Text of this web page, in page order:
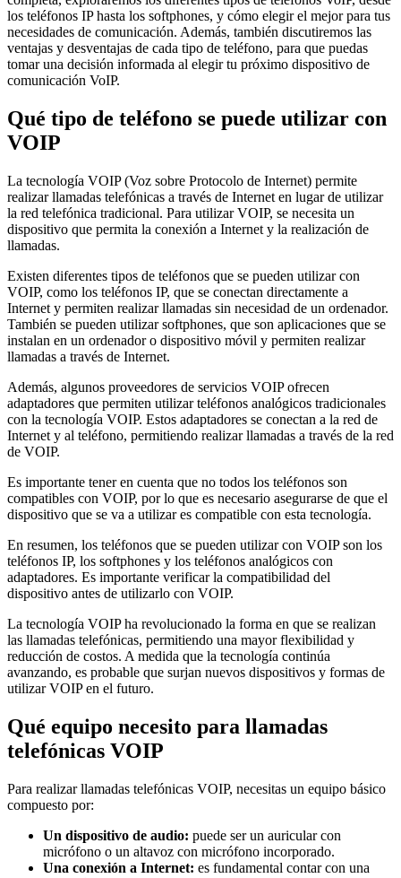
los teléfonos IP hasta los softphones, y cómo elegir el mejor para tus
necesidades de comunicación. Además, también discutiremos las
ventajas y desventajas de cada tipo de teléfono, para que puedas
tomar una decisión informada al elegir tu próximo dispositivo de
comunicación VoIP.
Qué tipo de teléfono se puede utilizar con
VOIP
La tecnología VOIP (Voz sobre Protocolo de Internet) permite
realizar llamadas telefónicas a través de Internet en lugar de utilizar
la red telefónica tradicional. Para utilizar VOIP, se necesita un
dispositivo que permita la conexión a Internet y la realización de
llamadas.
Existen diferentes tipos de teléfonos que se pueden utilizar con
VOIP, como los teléfonos IP, que se conectan directamente a
Internet y permiten realizar llamadas sin necesidad de un ordenador.
También se pueden utilizar softphones, que son aplicaciones que se
instalan en un ordenador o dispositivo móvil y permiten realizar
llamadas a través de Internet.
Además, algunos proveedores de servicios VOIP ofrecen
adaptadores que permiten utilizar teléfonos analógicos tradicionales
con la tecnología VOIP. Estos adaptadores se conectan a la red de
Internet y al teléfono, permitiendo realizar llamadas a través de la red
de VOIP.
Es importante tener en cuenta que no todos los teléfonos son
compatibles con VOIP, por lo que es necesario asegurarse de que el
dispositivo que se va a utilizar es compatible con esta tecnología.
En resumen, los teléfonos que se pueden utilizar con VOIP son los
teléfonos IP, los softphones y los teléfonos analógicos con
adaptadores. Es importante verificar la compatibilidad del
dispositivo antes de utilizarlo con VOIP.
La tecnología VOIP ha revolucionado la forma en que se realizan
las llamadas telefónicas, permitiendo una mayor flexibilidad y
reducción de costos. A medida que la tecnología continúa
avanzando, es probable que surjan nuevos dispositivos y formas de
utilizar VOIP en el futuro.
Qué equipo necesito para llamadas
telefónicas VOIP
Para realizar llamadas telefónicas VOIP, necesitas un equipo básico
compuesto por:
Un dispositivo de audio: puede ser un auricular con
micrófono o un altavoz con micrófono incorporado.
Una conexión a Internet: es fundamental contar con una